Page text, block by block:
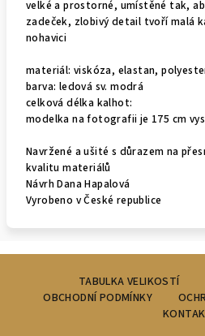
velké a prostorné, umístěné tak,
zadeček, zlobivý detail tvoří malá
nohavici
materiál: viskóza, elastan,
barva: ledová sv. modrá
celková délka kalhot:
modelka na fotografii je 175 cm
Navržené a ušité s důrazem na
kvalitu materiálů
Návrh Dana Hapalová
Vyrobeno v České republice
TABULKA VELIKOSTÍ
OBCHODNÍ PODMÍNKY